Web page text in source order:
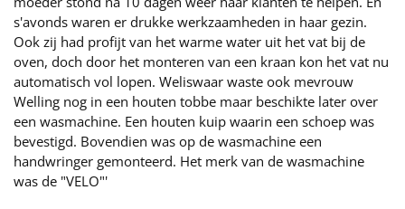
s'avonds waren er drukke werkzaamheden in haar gezin.
Ook zij had profijt van het warme water uit het vat bij de
oven, doch door het monteren van een kraan kon het vat nu
automatisch vol lopen. Weliswaar waste ook mevrouw
Welling nog in een houten tobbe maar beschikte later over
een wasmachine. Een houten kuip waarin een schoep was
bevestigd. Bovendien was op de wasmachine een
handwringer gemonteerd. Het merk van de wasmachine
was de "VELO"'